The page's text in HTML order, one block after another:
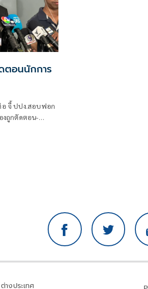
ตอนนักการ
จี้ ปปง.สอบฟอก
งถูกตัดตอน-
ต่างประเทศ